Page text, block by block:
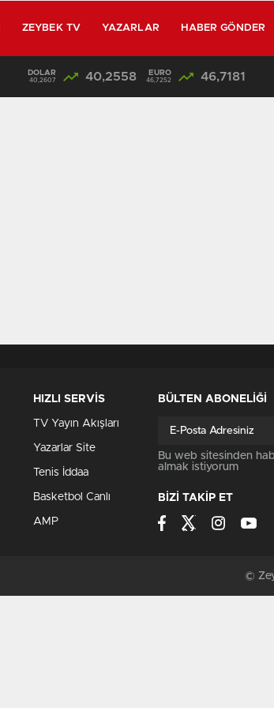
ZEYBEK TV YAZARLAR HABER GÖNDER
13:25
DOLAR
40,2607 40,2558 EURO
46,7252 46,7181
HIZLI SERVİS
TV Yayın Akışları
Yazarlar Site
Tenis İddaa
Basketbol Canlı
AMP
BÜLTEN ABONELİĞİ
Bu web sitesinden
almak istiyorum
BİZİ TAKİP ET
©